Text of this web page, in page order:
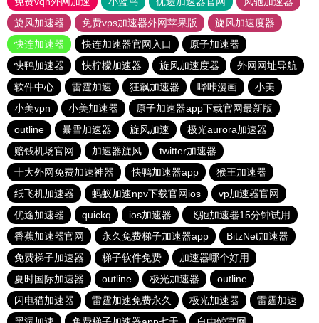
旋风加速器
免费vps加速器外网苹果版
旋风加速度器
快连加速器
快连加速器官网入口
原子加速器
快鸭加速器
快柠檬加速器 旋风加速度器
外网网址导航
软件中心
雷霆加速 狂飙加速器 哔咔漫画
小美
小美vpn
小美加速器
原子加速器app下载官网最新版
outline
暴雪加速器 旋风加速
极光aurora加速器
赔钱机场官网
加速器旋风
twitter加速器
十大外网免费加速神器
快鸭加速器app
猴王加速器
纸飞机加速器
蚂蚁加速npv下载官网ios
vp加速器官网
优途加速器
quickq ios加速器
飞驰加速器15分钟试用
香蕉加速器官网
永久免费梯子加速器app
BitzNet加速器
免费梯子加速器
梯子软件免费
加速器哪个好用
夏时国际加速器
outline 极光加速器
outline
闪电猫加速器
雷霆加速免费永久 极光加速器
雷霆加速